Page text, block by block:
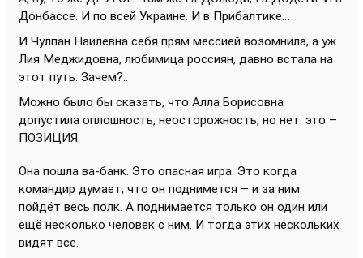
Донбассе. И по всей Украине. И в Прибалтике…
И Чулпан Наилевна себя прям мессией возомнила, а уж
Лия Меджидовна, любимица россиян, давно встала на
этот путь. Зачем?..
Можно было бы сказать, что Алла Борисовна
допустила оплошность, неосторожность, но нет: это –
ПОЗИЦИЯ.
Она пошла ва-банк. Это опасная игра. Это когда
командир думает, что он поднимется – и за ним
пойдёт весь полк. А поднимается только он один или
ещё несколько человек с ним. И тогда этих нескольких
видят все.